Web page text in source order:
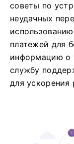
советы по
неудачных
платежей для
информацию о
службу
для